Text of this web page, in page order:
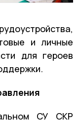
и личные
для героев
СУ СКР